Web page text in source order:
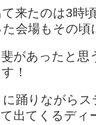
来たのは3時
会場もその頃
があったと思
！
踊りながらス
出てくるディ